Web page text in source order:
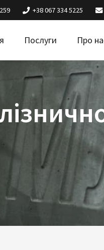
+38 067 334 5225
Послуги Про